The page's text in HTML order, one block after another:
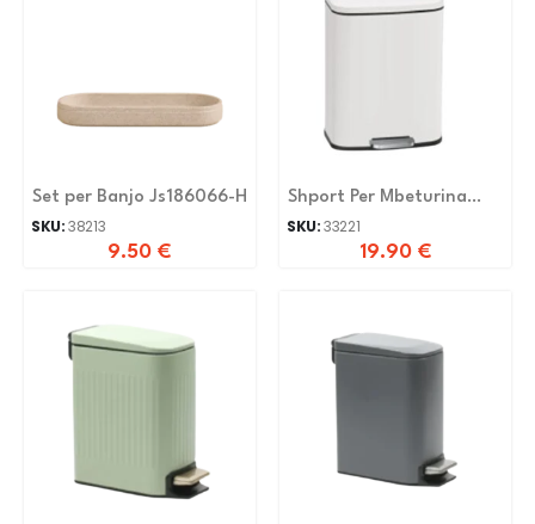
Set per Banjo Js186066-H
SKU:38213
9.50 €
Shport Per Mbeturina
A05-F18-6L-MB
SKU:33221
19.90 €